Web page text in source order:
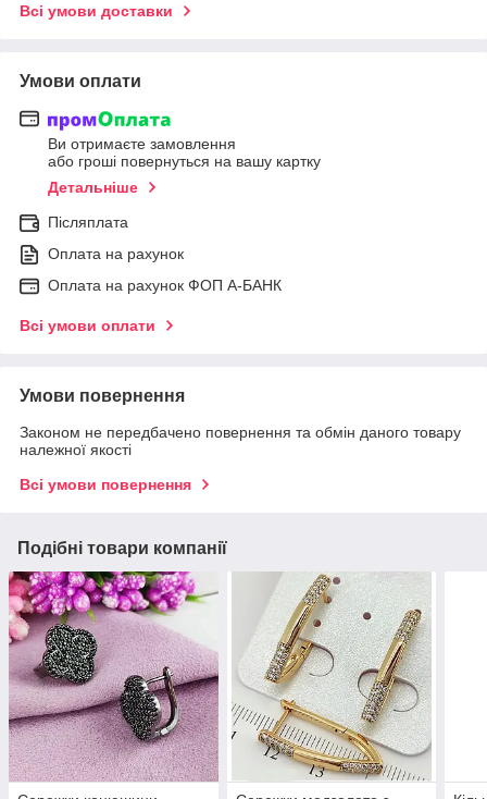
Всі умови доставки
Умови оплати
Ви отримаєте замовлення
або гроші повернуться на вашу картку
Детальніше
Післяплата
Оплата на рахунок
Оплата на рахунок ФОП А-БАНК
Всі умови оплати
Умови повернення
Законом не передбачено повернення та обмін даного товару
належної якості
Всі умови повернення
Подібні товари компанії